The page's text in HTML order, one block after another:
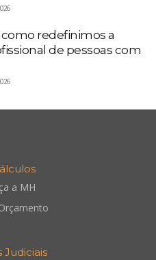
redefinimos a
de pessoas com
a MH
Judiciais